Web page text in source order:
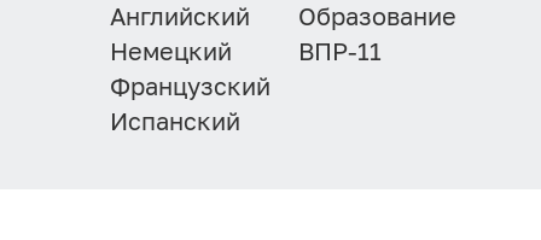
Английский
Немецкий
Французский
Испанский
Образование
ВПР-11